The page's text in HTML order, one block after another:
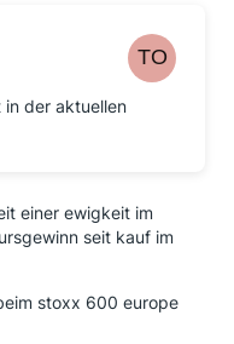
in der aktuellen
einer ewigkeit im
seit kauf im
stoxx 600 europe